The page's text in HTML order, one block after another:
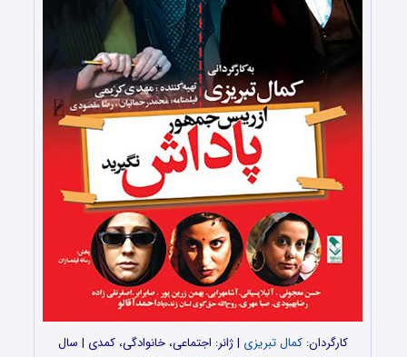
کارگردان:کمال تبریزی | ژانر: اجتماعی، خانوادگی، کمدی | سال